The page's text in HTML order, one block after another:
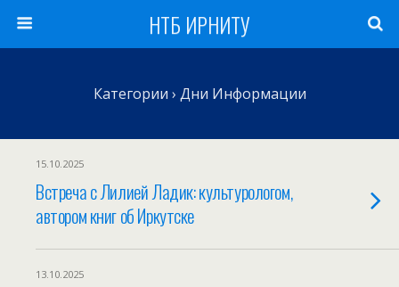
НТБ ИРНИТУ
Категории › Дни Информации
15.10.2025
Встреча с Лилией Ладик: культурологом,
автором книг об Иркутске
13.10.2025